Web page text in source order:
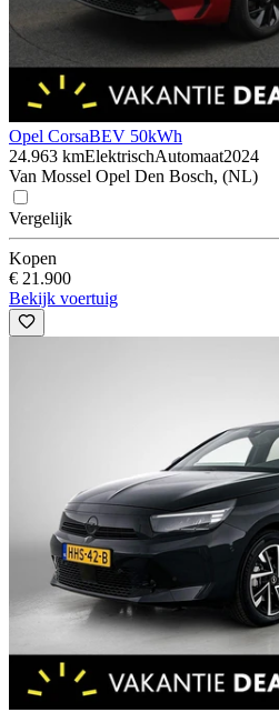
Opel CorsaBEV 50kWh
24.963 kmElektrischAutomaat2024
Van Mossel Opel Den Bosch, (NL)
Vergelijk
Kopen
€ 21.900
Bekijk voertuig